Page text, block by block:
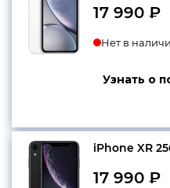
17 990 ₽
Нет в
Узнать о
iPhone XR
17 990 ₽